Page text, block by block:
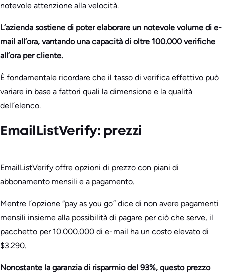
notevole attenzione alla velocità.
L’azienda sostiene di poter elaborare un notevole volume di e-
mail all’ora, vantando una capacità di oltre 100.000 verifiche
all’ora per cliente.
È fondamentale ricordare che il tasso di verifica effettivo può
variare in base a fattori quali la dimensione e la qualità
dell’elenco.
EmailListVerify: prezzi
EmailListVerify offre opzioni di prezzo con piani di
abbonamento mensili e a pagamento.
Mentre l’opzione “pay as you go” dice di non avere pagamenti
mensili insieme alla possibilità di pagare per ciò che serve, il
pacchetto per 10.000.000 di e-mail ha un costo elevato di
$3.290.
Nonostante la garanzia di risparmio del 93%, questo prezzo